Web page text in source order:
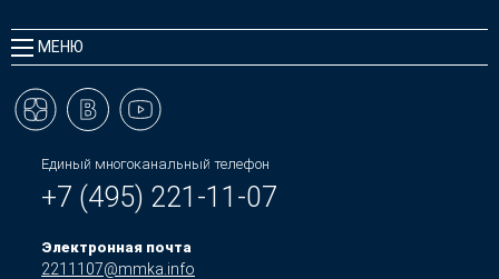
МЕНЮ
Единый многоканальный телефон
+7 (495) 221-11-07
Электронная почта
2211107@mmka.info